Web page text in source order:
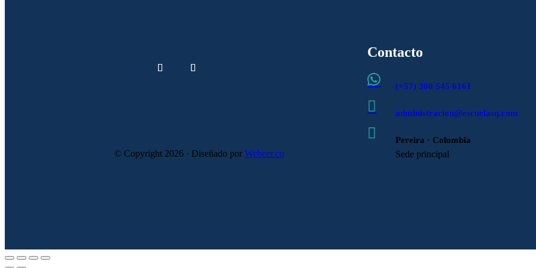
© Copyright 2026 · Diseñado por Webeer.co
Contacto

(+57) 300 545 6161
 administracion@escuelasq.com
 Pereira · Colombia
Sede principal